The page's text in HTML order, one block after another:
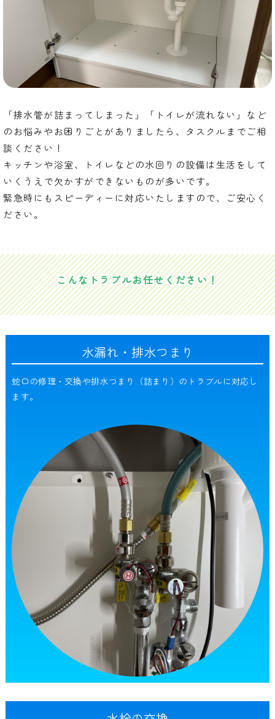
「排水管が詰まってしまった」「トイレが流れない」など
のお悩みやお困りごとがありましたら、タスクルまでご相
談ください！
キッチンや浴室、トイレなどの水回りの設備は生活をして
いくうえで欠かすができないものが多いです。
緊急時にもスピーディーに対応いたしますので、ご安心く
ださい。
こんなトラブルお任せください！
水漏れ・排水つまり
蛇口の修理・交換や排水つまり（詰まり）のトラブルに対応し
ます。